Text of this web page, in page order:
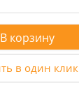
В корзину
в один клик